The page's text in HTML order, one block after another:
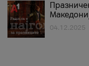
04.12.2025